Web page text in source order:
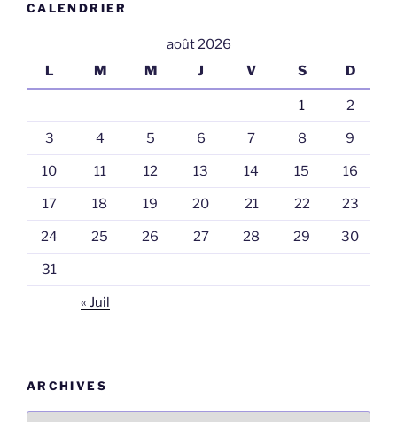
CALENDRIER
août 2026
L
M M J V S D
1 2
3 4 5 6 7 8 9
10 11 12 13 14 15 16
17 18 19 20 21 22 23
24 25 26 27 28 29 30
31
« Juil
ARCHIVES